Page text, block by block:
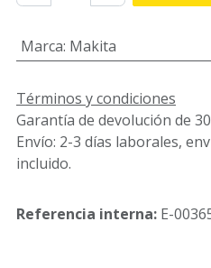
Marca: Makita
Términos y condiciones
Garantía de devolución de
Envío: 2-3 días laborales,
incluido.
Referencia interna: E-